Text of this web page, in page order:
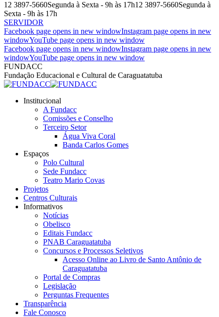
12 3897-5660Segunda à Sexta - 9h às 17h12 3897-5660Segunda à
Sexta - 9h às 17h
SERVIDOR
Facebook page opens in new windowInstagram page opens in new
windowYouTube page opens in new window
Facebook page opens in new windowInstagram page opens in new
windowYouTube page opens in new window
FUNDACC
Fundação Educacional e Cultural de Caraguatatuba
Institucional
A Fundacc
Comissões e Conselho
Terceiro Setor
Água Viva Coral
Banda Carlos Gomes
Espaços
Polo Cultural
Sede Fundacc
Teatro Mario Covas
Projetos
Centros Culturais
Informativos
Notícias
Obelisco
Editais Fundacc
PNAB Caraguatatuba
Concursos e Processos Seletivos
Acesso Online ao Livro de Santo Antônio de
Caraguatatuba
Portal de Compras
Legislação
Perguntas Frequentes
Transparência
Fale Conosco